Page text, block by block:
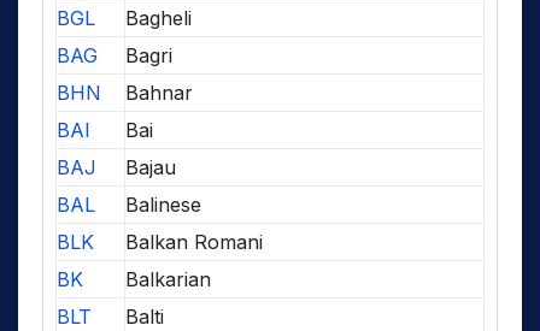
BGL
Bagheli
BAG
Bagri
BHN
Bahnar
BAI
Bai
BAJ
Bajau
BAL
Balinese
BLK
Balkan Romani
BK
Balkarian
BLT
Balti